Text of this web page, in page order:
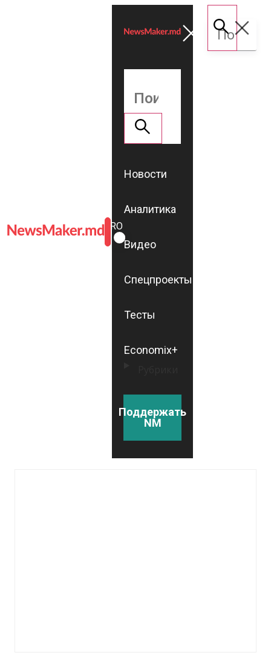
ROMÂNĂ
RU
Новости
Аналитика
Видео
Спецпроекты
Тесты
Economix+
Поддержать
NM